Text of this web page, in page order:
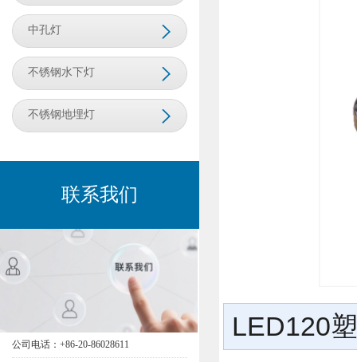
中孔灯
不锈钢水下灯
不锈钢地埋灯
联系我们
公司电话：+86-20-86028611
LED120